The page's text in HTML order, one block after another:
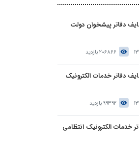
دفاتر پیشخوان دولت
206866 بازدید
دفاتر خدمات الکترونیک
99392 بازدید
خدمات الکترونیک انتظامی